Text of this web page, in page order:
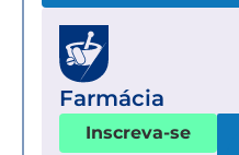
Farmácia
Inscreva-se